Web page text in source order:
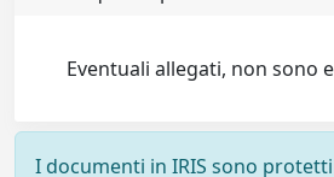
Eventuali allegati, non sono
I documenti in IRIS sono